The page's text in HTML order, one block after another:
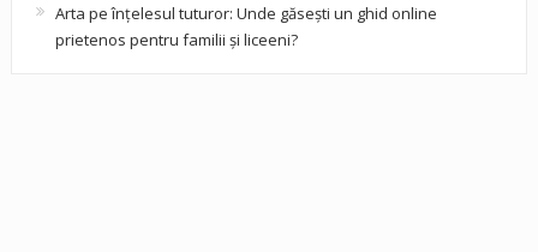
Arta pe înțelesul tuturor: Unde găsești un ghid online
prietenos pentru familii și liceeni?